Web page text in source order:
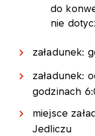
do
nie
załadunek:
załadunek:
godzinach
miejsce
Jedliczu